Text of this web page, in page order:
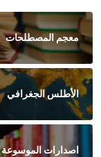
معجم المصطلحات
الأطلس الجغرافي
اصدارات الموسوعة